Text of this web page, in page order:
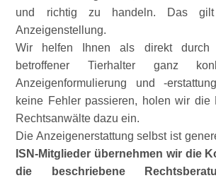
und richtig zu handeln. Das
Anzeigenstellung.
Wir helfen Ihnen als direkt durch
betroffener Tierhalter ganz
Anzeigenformulierung und -
keine Fehler passieren, holen wir die
Rechtsanwälte dazu ein.
Die Anzeigenerstattung selbst ist
ISN-Mitglieder übernehmen wir die
die beschriebene